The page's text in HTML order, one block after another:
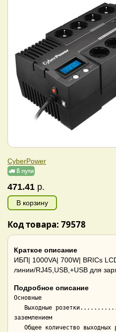
CyberPower
471.41 р.
В корзину
Код товара: 79578
Краткое описание
ИБП| 1000VA| 700W| BRICs
линии/RJ45,USB,+USB для
Подробное описание
Основные
заземлением